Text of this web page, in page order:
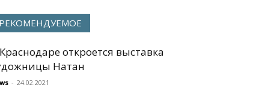
РЕКОМЕНДУЕМОЕ
откроется выставка
Натан
- 24.02.2021